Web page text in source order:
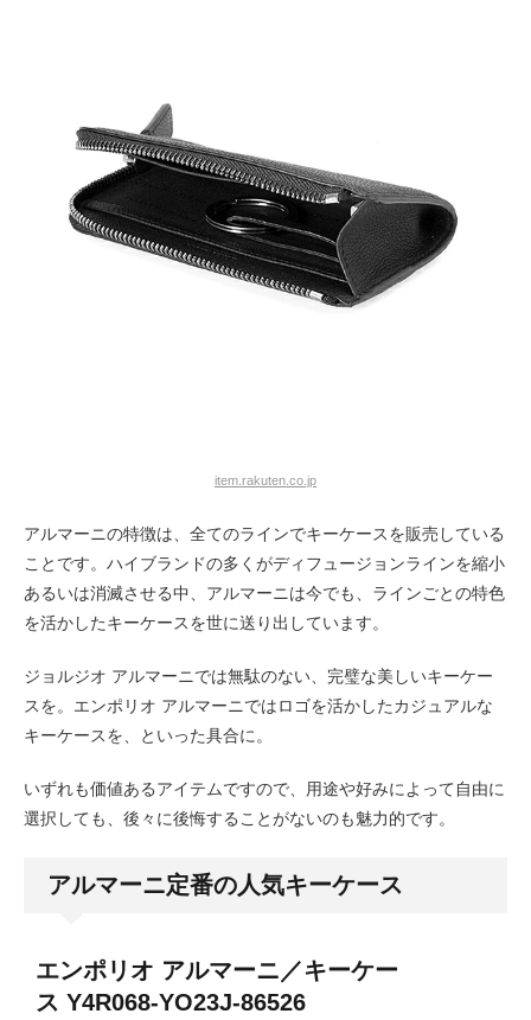
item.rakuten.co.jp
アルマーニの特徴は、全てのラインでキーケースを販売している
ことです。ハイブランドの多くがディフュージョンラインを縮小
あるいは消滅させる中、アルマーニは今でも、ラインごとの特色
を活かしたキーケースを世に送り出しています。
ジョルジオ アルマーニでは無駄のない、完璧な美しいキーケー
スを。エンポリオ アルマーニではロゴを活かしたカジュアルな
キーケースを、といった具合に。
いずれも価値あるアイテムですので、用途や好みによって自由に
選択しても、後々に後悔することがないのも魅力的です。
アルマーニ定番の人気キーケース
エンポリオ アルマーニ／キーケー
ス Y4R068-YO23J-86526